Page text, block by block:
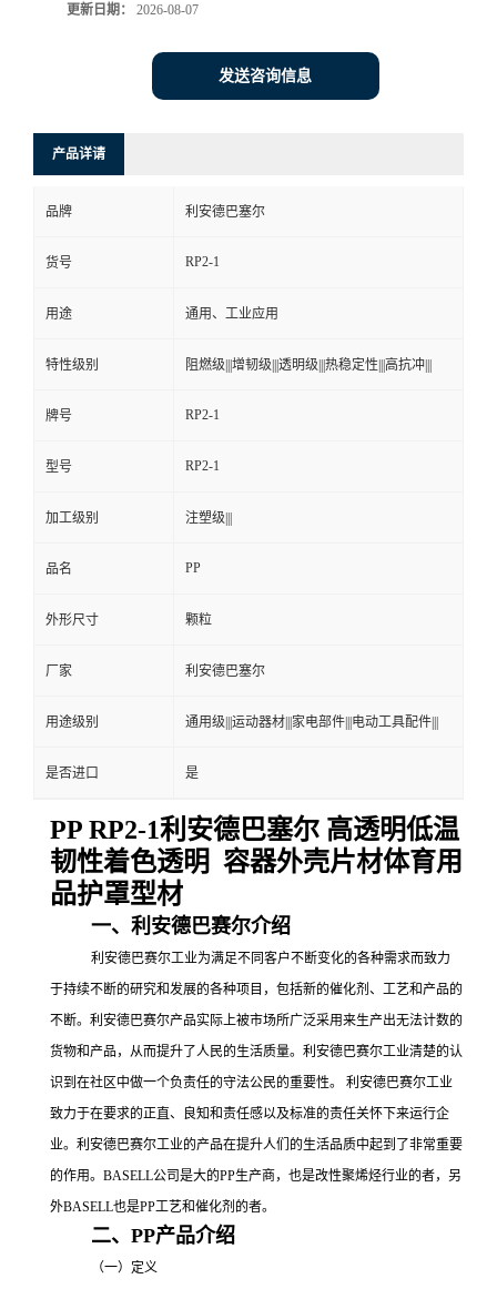
更新日期： 2026-08-07
发送咨询信息
产品详请
品牌 利安德巴塞尔
货号 RP2-1
用途 通用、工业应用
特性级别 阻燃级|||增韧级|||透明级|||热稳定性|||高抗冲|||
牌号 RP2-1
型号 RP2-1
加工级别 注塑级|||
品名 PP
外形尺寸 颗粒
厂家 利安德巴塞尔
用途级别 通用级|||运动器材|||家电部件|||电动工具配件|||
是否进口 是
PP RP2-1利安德巴塞尔 高透明低温
韧性着色透明 容器外壳片材体育用
品护罩型材
一、利安德巴赛尔介绍
利安德巴赛尔工业为满足不同客户不断变化的各种需求而致力
于持续不断的研究和发展的各种项目，包括新的催化剂、工艺和产品的
不断。利安德巴赛尔产品实际上被市场所广泛采用来生产出无法计数的
货物和产品，从而提升了人民的生活质量。利安德巴赛尔工业清楚的认
识到在社区中做一个负责任的守法公民的重要性。
利安德巴赛尔工业
致力于在要求的正直、良知和责任感以及标准的责任关怀下来运行企
业。利安德巴赛尔工业的产品在提升人们的生活品质中起到了非常重要
的作用。 BASELL公司是大的PP生产商，也是改性聚烯烃行业的者，另
外BASELL也是PP工艺和催化剂的者。
二、PP产品介绍
（一）定义